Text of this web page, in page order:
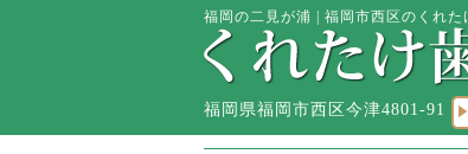
福岡の二見が浦 | 福岡市西区のくれた
福岡県福岡市西区今津4801-91